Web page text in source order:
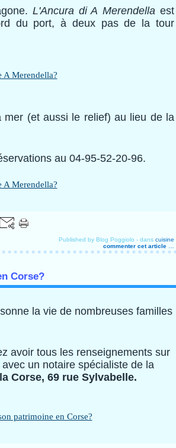
L'Ancura di A Merendella est
du port, à deux pas de la tour
(et aussi le relief) au lieu de la
au 04-95-52-20-96.
Published by Blog Poggiolo - dans cuisine
commenter cet article
Corse?
la vie de nombreuses familles
avoir tous les renseignements sur
un notaire spécialiste de la
Corse, 69 rue Sylvabelle.